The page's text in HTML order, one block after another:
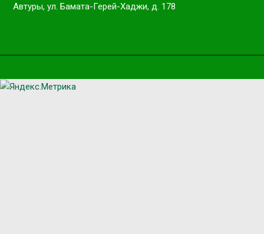
Автуры, ул. Бамата-Герей-Хаджи, д. 178